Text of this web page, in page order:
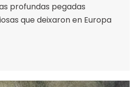
profundas pegadas
que deixaron en Europa